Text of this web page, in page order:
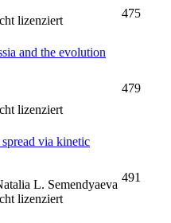
lizenziert
475
and the evolution
lizenziert
479
via kinetic
L. Semendyaeva
lizenziert
491